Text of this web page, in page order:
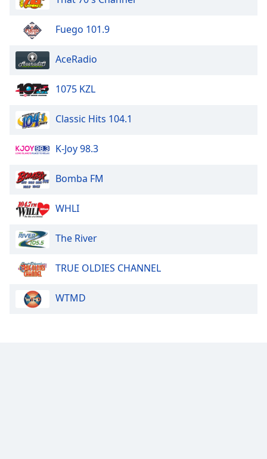
dialog
window.
Escape
cancel
and
window.
Color
Opacity
Color
Opacity
Fuego 101.9
AceRadio
1075 KZL
Classic Hits 104.1
K-Joy 98.3
Bomba FM
WHLI
The River
TRUE OLDIES CHANNEL
WTMD